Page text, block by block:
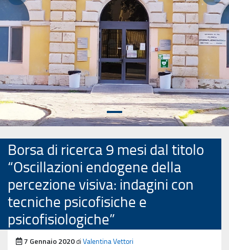
Borsa di ricerca 9 mesi dal titolo
“Oscillazioni endogene della
percezione visiva: indagini con
tecniche psicofisiche e
psicofisiologiche”
Pubblicato il
7 Gennaio 2020di Valentina Vettori